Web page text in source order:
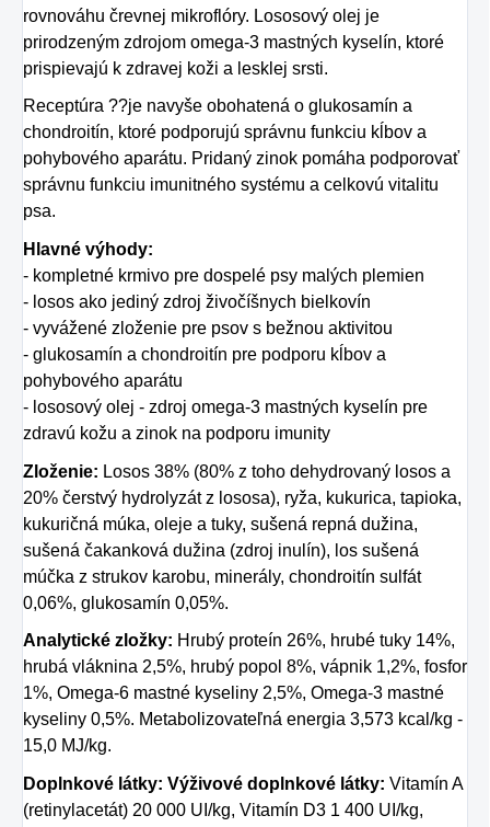
rovnováhu črevnej mikroflóry. Lososový olej je
prirodzeným zdrojom omega-3 mastných kyselín, ktoré
prispievajú k zdravej koži a lesklej srsti.
Receptúra ??je navyše obohatená o glukosamín a
chondroitín, ktoré podporujú správnu funkciu kĺbov a
pohybového aparátu. Pridaný zinok pomáha podporovať
správnu funkciu imunitného systému a celkovú vitalitu
psa.
Hlavné výhody:
- kompletné krmivo pre dospelé psy malých plemien
- losos ako jediný zdroj živočíšnych bielkovín
- vyvážené zloženie pre psov s bežnou aktivitou
- glukosamín a chondroitín pre podporu kĺbov a
pohybového aparátu
- lososový olej - zdroj omega-3 mastných kyselín pre
zdravú kožu a zinok na podporu imunity
Zloženie: Losos 38% (80% z toho dehydrovaný losos a
20% čerstvý hydrolyzát z lososa), ryža, kukurica, tapioka,
kukuričná múka, oleje a tuky, sušená repná dužina,
sušená čakanková dužina (zdroj inulín), los sušená
múčka z strukov karobu, minerály, chondroitín sulfát
0,06%, glukosamín 0,05%.
Analytické zložky: Hrubý proteín 26%, hrubé tuky 14%,
hrubá vláknina 2,5%, hrubý popol 8%, vápnik 1,2%, fosfor
1%, Omega-6 mastné kyseliny 2,5%, Omega-3 mastné
kyseliny 0,5%. Metabolizovateľná energia 3,573 kcal/kg -
15,0 MJ/kg.
Doplnkové látky: Výživové doplnkové látky: Vitamín A
(retinylacetát) 20 000 UI/kg, Vitamín D3 1 400 UI/kg,